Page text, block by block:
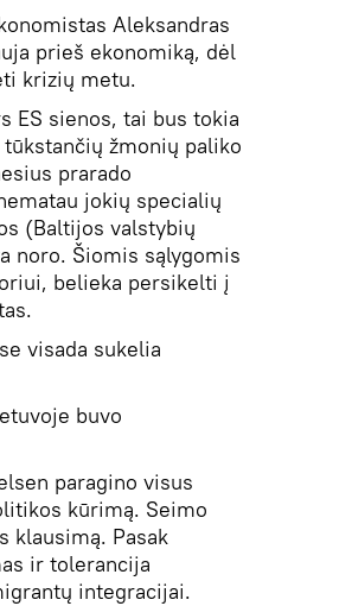
Aleksandras
prieš ekonomiką, dėl
krizių metu.
ES sienos, tai bus tokia
žmonių paliko
prarado
jokių specialių
(Baltijos valstybių
noro. Šiomis sąlygomis
belieka persikelti į
visada sukelia
buvo
paragino visus
kūrimą. Seimo
klausimą. Pasak
ir tolerancija
integracijai.